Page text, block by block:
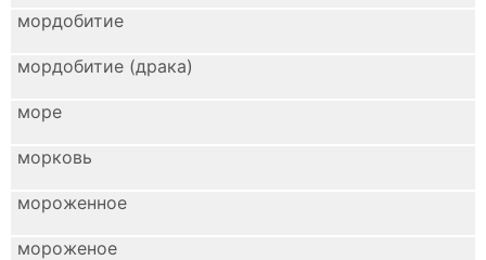
мордобитие
мордобитие (драка)
море
морковь
мороженное
мороженое